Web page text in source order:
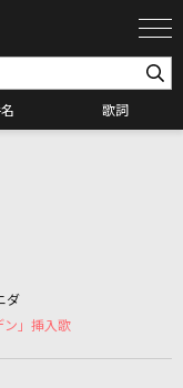
歌詞
ダ
ン」挿入歌